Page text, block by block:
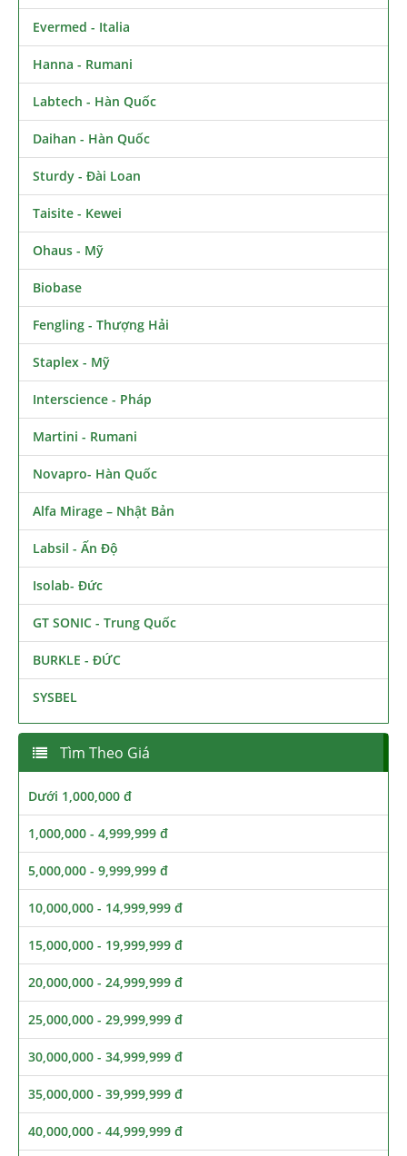
Evermed - Italia
Hanna - Rumani
Labtech - Hàn Quốc
Daihan - Hàn Quốc
Sturdy - Đài Loan
Taisite - Kewei
Ohaus - Mỹ
Biobase
Fengling - Thượng Hải
Staplex - Mỹ
Interscience - Pháp
Martini - Rumani
Novapro- Hàn Quốc
Alfa Mirage – Nhật Bản
Labsil - Ấn Độ
Isolab- Đức
GT SONIC - Trung Quốc
BURKLE - ĐỨC
SYSBEL
Tìm Theo Giá
Dưới 1,000,000 đ
1,000,000 - 4,999,999 đ
5,000,000 - 9,999,999 đ
10,000,000 - 14,999,999 đ
15,000,000 - 19,999,999 đ
20,000,000 - 24,999,999 đ
25,000,000 - 29,999,999 đ
30,000,000 - 34,999,999 đ
35,000,000 - 39,999,999 đ
40,000,000 - 44,999,999 đ